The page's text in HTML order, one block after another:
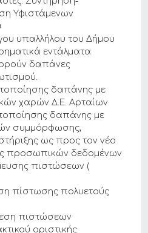
Υφιστάμενων
υπαλλήλου του Δήμου
εντάλματα
δαπάνες
δαπάνης με
χαρών Δ.Ε. Αρταίων
δαπάνης με
συμμόρφωσης,
ως προς τον νέο
προσωπικών δεδομένων
πιστώσεων (
πίστωσης πολυετούς
πιστώσεων
οριστικής